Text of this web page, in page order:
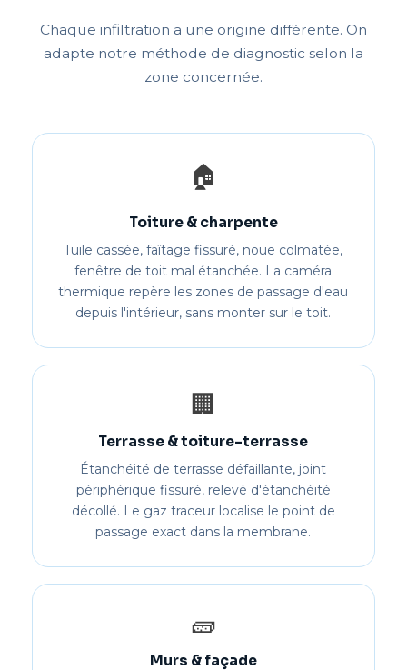
Chaque infiltration a une origine différente. On
adapte notre méthode de diagnostic selon la
zone concernée.
🏠
Toiture & charpente
Tuile cassée, faîtage fissuré, noue colmatée,
fenêtre de toit mal étanchée. La caméra
thermique repère les zones de passage d'eau
depuis l'intérieur, sans monter sur le toit.
🏢
Terrasse & toiture-terrasse
Étanchéité de terrasse défaillante, joint
périphérique fissuré, relevé d'étanchéité
décollé. Le gaz traceur localise le point de
passage exact dans la membrane.
🧱
Murs & façade